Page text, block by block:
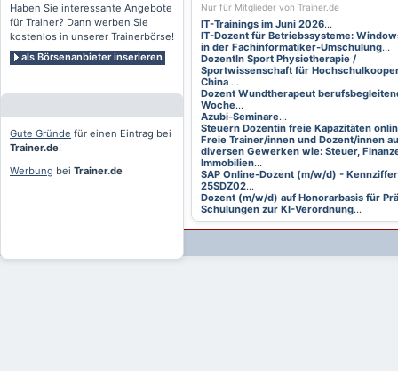
Haben Sie interessante Angebote
für Trainer? Dann werben Sie
kostenlos in unserer Trainerbörse!
als Börsenanbieter inserieren
Gute Gründe für einen Eintrag bei
Trainer.de!
Werbung bei Trainer.de
Nur für Mitglieder von Trainer.de
IT-Trainings im Juni 2026...
IT-Dozent für Betriebssysteme:
in der Fachinformatiker-Umschulung...
DozentIn Sport Physiotherapie /
Sportwissenschaft für
China ...
Dozent Wundtherapeut
Woche...
Azubi-Seminare...
Steuern Dozentin freie Kapazitäten
Freie Trainer/innen und Dozent/innen
diversen Gewerken wie: Steuer,
Immobilien...
SAP Online-Dozent (m/w/d) -
25SDZ02...
Dozent (m/w/d) auf Honorarbasis für
Schulungen zur KI-Verordnung...